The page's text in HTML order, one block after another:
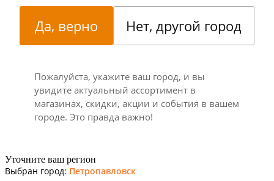
Да, верно Нет, другой город
Пожалуйста, укажите ваш город, и вы
увидите актуальный ассортимент в
магазинах, скидки, акции и события в вашем
городе. Это правда важно!
Уточните ваш регион
Выбран город: Петропавловск